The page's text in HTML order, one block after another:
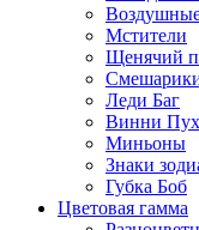
Мстители
Щенячий
Леди Баг
Винни Пух
Миньоны
Знаки
Губка Боб
Цветовая гамма